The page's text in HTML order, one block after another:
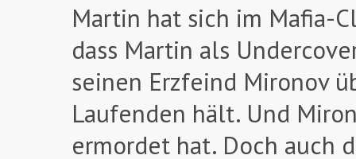
Martin hat sich im Mafia-
dass Martin als
seinen Erzfeind Mironov
Laufenden hält. Und
ermordet hat. Doch auch